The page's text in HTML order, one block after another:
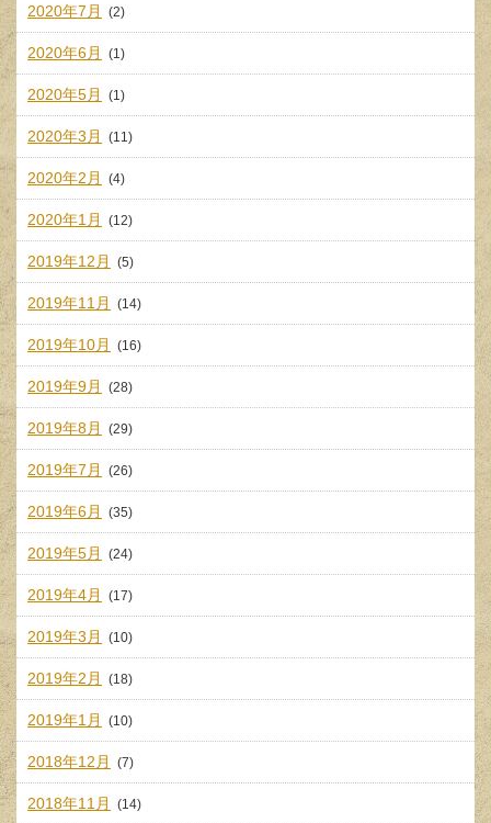
2020年7月 (2)
2020年6月 (1)
2020年5月 (1)
2020年3月 (11)
2020年2月 (4)
2020年1月 (12)
2019年12月 (5)
2019年11月 (14)
2019年10月 (16)
2019年9月 (28)
2019年8月 (29)
2019年7月 (26)
2019年6月 (35)
2019年5月 (24)
2019年4月 (17)
2019年3月 (10)
2019年2月 (18)
2019年1月 (10)
2018年12月 (7)
2018年11月 (14)